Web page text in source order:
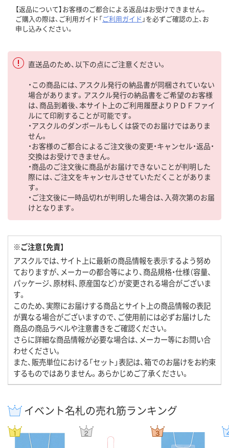
【返品について】お客様のご都合による返品はお受けできません。
ご購入の際は、ご利用ガイド「ご利用ガイド 」を必ずご確認の上、お
申し込みください。
直送品のため、以下の点にご注意ください。
・この商品には、アスクル発行の納品書が同梱されていない
場合があります。アスクル発行の納品書をご希望のお客様
は、商品到着後、本サイト上のご利用履歴よりＰＤＦファイ
ルにて印刷することが可能です。
・アスクルのダンボールもしくは袋でのお届けではありま
せん。
・お客様のご都合によるご注文後の変更・キャンセル・返品・
交換はお受けできません。
・商品のご注文後に商品がお届けできないことが判明した
際には、ご注文をキャンセルさせていただくことがありま
す。
・ご注文後に一時品切れが判明した場合は、入荷次第のお届
けとなります。
※ご注意【免責】
アスクルでは、サイト上に最新の商品情報を表示するよう努め
ておりますが、メーカーの都合等により、商品規格・仕様（容量、
パッケージ、原材料、原産国など）が変更される場合がございま
す。
このため、実際にお届けする商品とサイト上の商品情報の表記
が異なる場合がございますので、ご使用前には必ずお届けした
商品の商品ラベルや注意書きをご確認ください。
さらに詳細な商品情報が必要な場合は、メーカー等にお問い合
わせください。
また、販売単位における「セット」表記は、箱でのお届けをお約束
するものではありません。あらかじめご了承ください。
イベント名札の売れ筋ランキング